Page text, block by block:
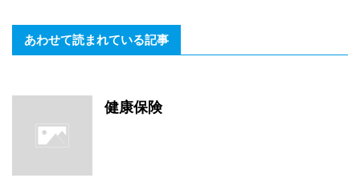
あわせて読まれている記事
健康保険